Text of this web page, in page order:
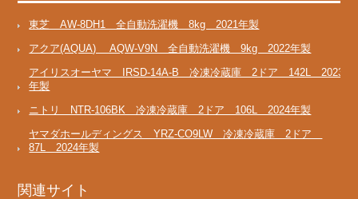
東芝 AW-8DH1 全自動洗濯機 8kg 2021年製
アクア(AQUA) AQW-V9N 全自動洗濯機 9kg 2022年製
アイリスオーヤマ IRSD-14A-B 冷凍冷蔵庫 2ドア 142L 2023
年製
ニトリ NTR-106BK 冷凍冷蔵庫 2ドア 106L 2024年製
ヤマダホールディングス YRZ-CO9LW 冷凍冷蔵庫 2ドア
87L 2024年製
関連サイト